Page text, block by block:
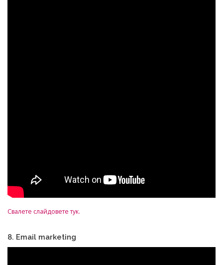
Свалете слайдовете тук.
8. Email marketing